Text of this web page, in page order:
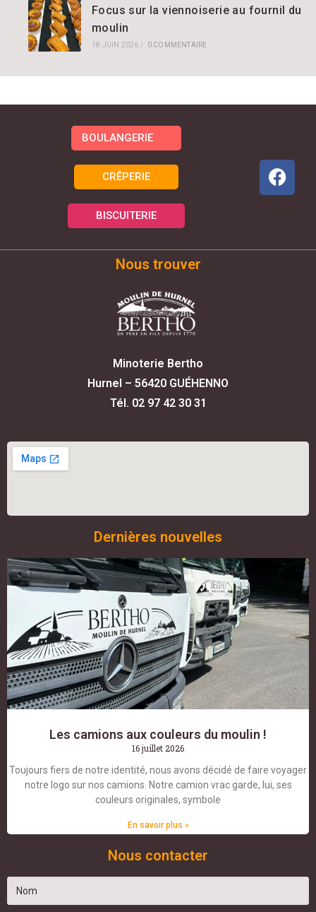
Focus sur la viennoiserie au fournil du
moulin
18 JUIN 2026 / 0 COMMENTAIRE
BOULANGERIE
CRÊPERIE
BISCUITERIE
Nous trouver
Minoterie Bertho
Hurnel – 56420 GUÉHENNO
Tél. 02 97 42 30 31
Dernières nouvelles
Les camions aux couleurs du moulin !
16 juillet 2026
Toujours fiers de notre identité, nous avons décidé de faire voyager
notre logo sur nos camions. Notre camion vrac garde, lui, ses
couleurs originales, symbole
En savoir plus »
Nous contacter